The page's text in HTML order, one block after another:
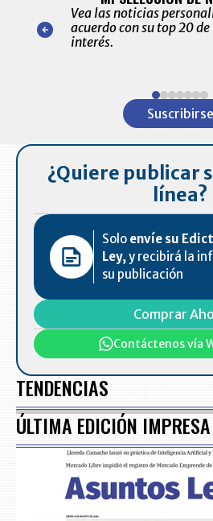
nuestro
para
Vea las noticias
acuerdo con su top 20
interés.
Suscribirse
¿Quiere publicar
línea?
Solo envíe su
Ley,y recibirá la
su publicación
Comprar
Contáctenos vía
TENDENCIAS
ÚLTIMA EDICIÓN IMPRESA